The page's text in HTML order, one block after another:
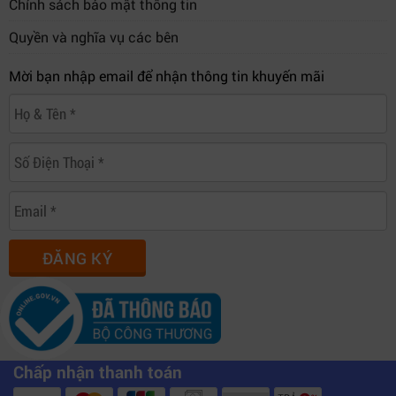
Chính sách bảo mật thông tin
Quyền và nghĩa vụ các bên
Mời bạn nhập email để nhận thông tin khuyến mãi
ĐĂNG KÝ
Chấp nhận thanh toán